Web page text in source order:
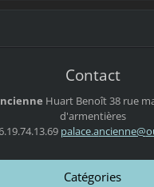
Contact
Huart Benoît38 rue
d'armentières
palace.ancienne@
Catégories